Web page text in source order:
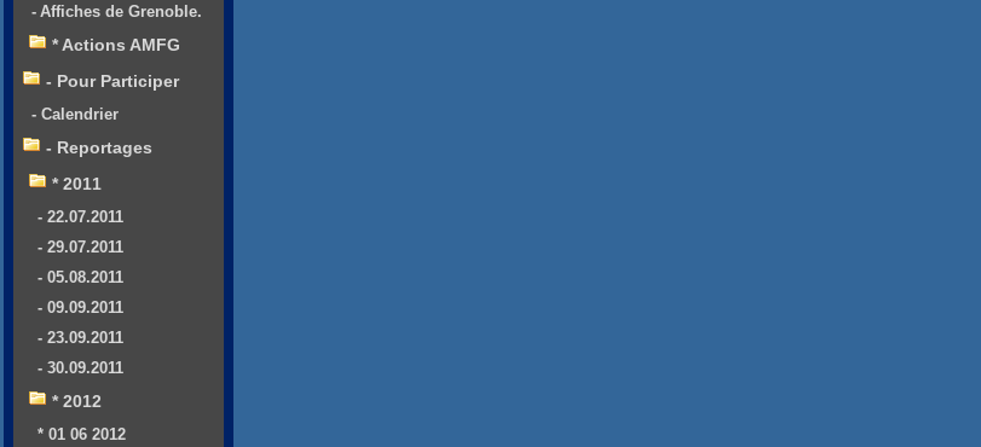
- Affiches de Grenoble.
* Actions AMFG
- Pour Participer
- Calendrier
- Reportages
* 2011
- 22.07.2011
- 29.07.2011
- 05.08.2011
- 09.09.2011
- 23.09.2011
- 30.09.2011
* 2012
* 01 06 2012